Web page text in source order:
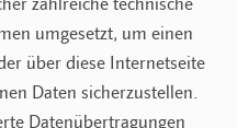
umgesetzt, um einen
über diese Internetseite
Daten sicherzustellen.
Datenübertragungen